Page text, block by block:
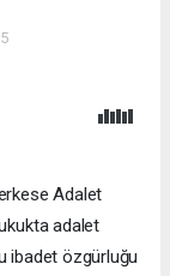
Adalet
adalet
ibadet özgürluğu